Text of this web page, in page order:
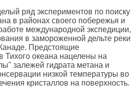
ряд экспериментов по поиску
в районах своего побережья и
международной экспедиции,
в замороженной дельте реки
Предстоящие
Тихого океана нацелены на
залежей гидрата метана и
низкой температуры во
кристаллов на поверхность.